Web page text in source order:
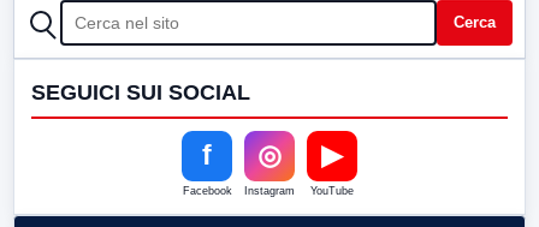
CERCA Cerca
SEGUICI SUI SOCIAL
f
Facebook
◎
Instagram
▶
YouTube